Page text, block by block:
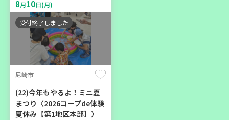
「フードドライブ」集中受
け付け！
環境
8月10日(月)
受付終了しました
尼崎市
(22)今年もやるよ！ミニ夏
まつり〈2026コープde体験
夏休み【第1地区本部】〉